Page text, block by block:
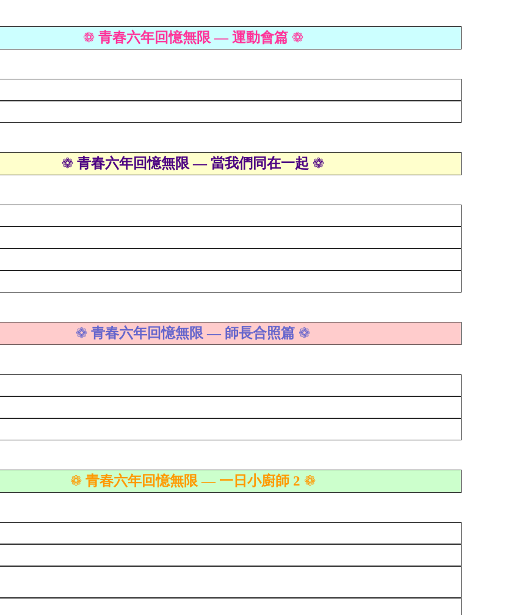
❁青春六年回憶無限 — 運動會篇 ❁
❁ 青春六年回憶無限 — 當我們同在一起 ❁
❁ 青春六年回憶無限 — 師長合照篇 ❁
❁ 青春六年回憶無限 — 一日小廚師 2 ❁